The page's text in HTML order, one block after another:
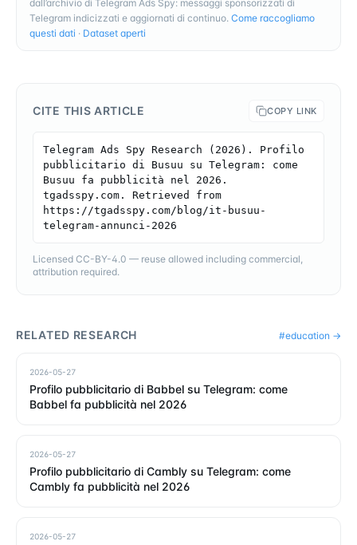
dall’archivio di Telegram Ads Spy: messaggi sponsorizzati di
Telegram indicizzati e aggiornati di continuo. Come raccogliamo
questi dati · Dataset aperti
CITE THIS ARTICLE COPY LINK
Telegram Ads Spy Research (2026). Profilo
pubblicitario di Busuu su Telegram: come
Busuu fa pubblicità nel 2026.
tgadsspy.com. Retrieved from
https://tgadsspy.com/blog/it-busuu-
telegram-annunci-2026
Licensed CC-BY-4.0 — reuse allowed including commercial,
attribution required.
RELATED RESEARCH #education →
2026-05-27
Profilo pubblicitario di Babbel su Telegram: come
Babbel fa pubblicità nel 2026
2026-05-27
Profilo pubblicitario di Cambly su Telegram: come
Cambly fa pubblicità nel 2026
2026-05-27